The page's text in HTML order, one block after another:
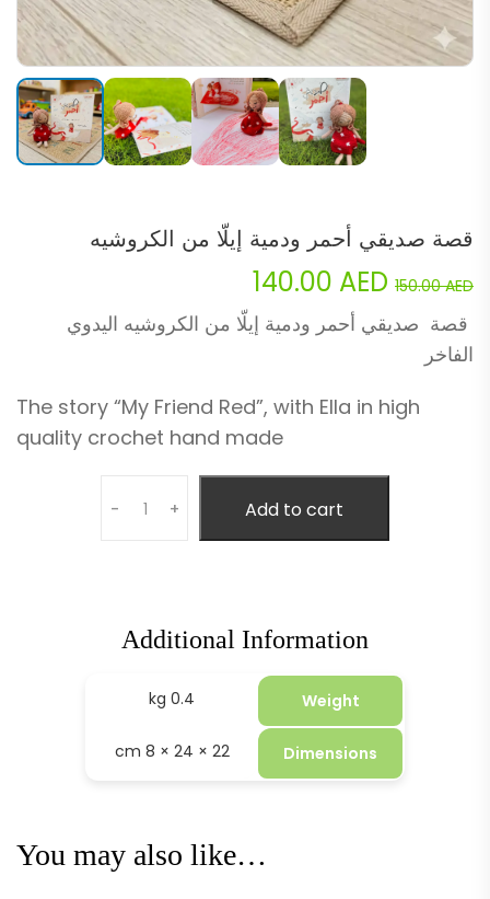
قصة صديقي أحمر ودمية إيلّا من الكروشيه
150.00AED
Original
price
150.00 AED.
140.00 AED
Current
price
140.00 AED.
قصة صديقي أحمر ودمية إيلّا من الكروشيه اليدوي
الفاخر
The story “My Friend Red”, with Ella in high
quality crochet hand made
- + Add to cart
Additional Information
Weight
0.4 kg
Dimensions
22 × 24 × 8 cm
You may also like…